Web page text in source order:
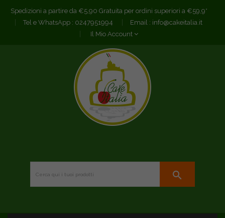
Spedizioni a partire da €5,90 Gratuita per ordini superiori a €59,9*
Tel e WhatsApp : 0247951994 Email : info@cakeitalia.it
Il Mio Account
search